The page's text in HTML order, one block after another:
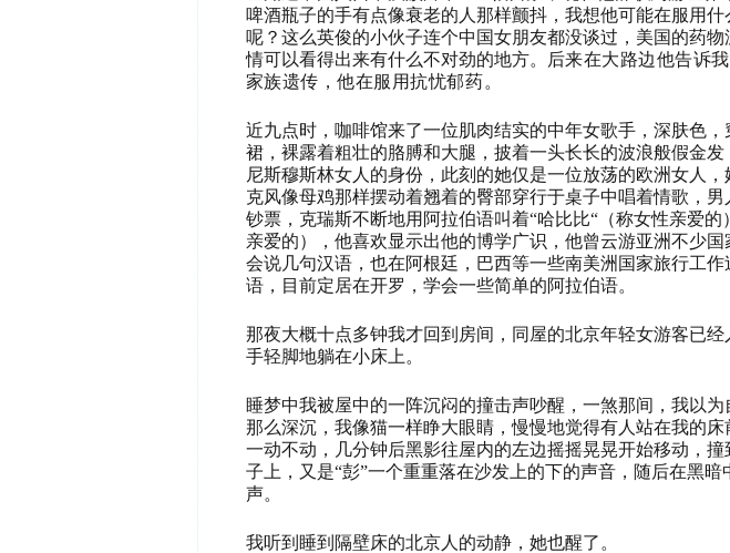
啤酒瓶子的手有点像衰老的人那样颤抖，我想他可能在服用
呢？这么英俊的小伙子连个中国女朋友都没谈过，美国的药
情可以看得出来有什么不对劲的地方。
后来在大路边他告诉
家族遗传，他在服用抗忧郁药。
近九点时，咖啡馆来了一位肌肉结实的中年女歌手，深肤色，
裙，裸露着粗壮的胳膊和大腿，披着一头长长的波浪般假金
尼斯穆斯林女人的身份，此刻的她仅是一位放荡的欧洲女人
克风像母鸡那样摆动着翘着的臀部穿行于桌子中唱着情歌，
钞票，克瑞斯不断地用阿拉伯语叫着“哈比比“（称女性亲爱的
亲爱的），他喜欢显示出他的博学广识，他曾云游亚洲不少国
会说几句汉语，也在阿根廷，巴西等一些南美洲国家旅行工
语，目前定居在开罗，学会一些简单的阿拉伯语。
那夜大概十点多钟我才回到房间，同屋的北京年轻女游客已
手轻脚地躺在小床上。
睡梦中我被屋中的一阵沉闷的撞击声吵醒，一煞那间，我以
那么深沉，我像猫一样睁大眼睛，慢慢地觉得有人站在我的
一动不动，几分钟后黑影往屋内的左边摇摇晃晃开始移动，
子上，又是“彭”一个重重落在沙发上的下的声音，随后在黑
声。
我听到睡到隔壁床的北京人的动静，她也醒了。